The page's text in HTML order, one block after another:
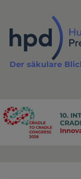
Inhalt
Der säkulare
Advertising